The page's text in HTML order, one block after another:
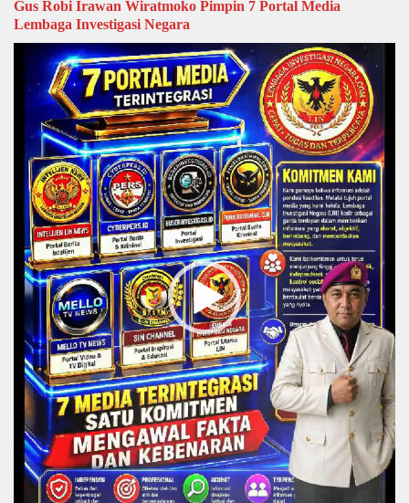
Gus Robi Irawan Wiratmoko Pimpin 7 Portal Media
Lembaga Investigasi Negara
Video
Player